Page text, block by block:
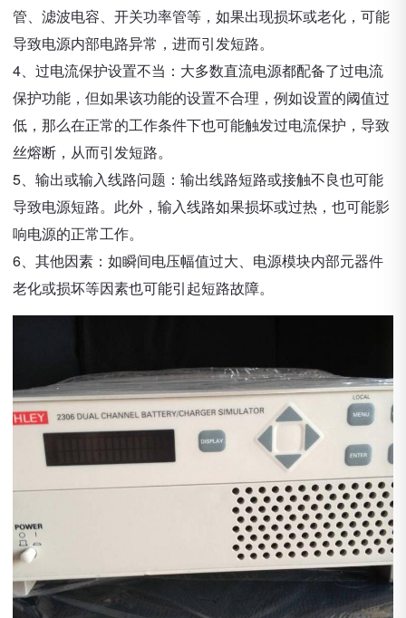
管、滤波电容、开关功率管等，如果出现损坏或老化，可能
导致电源内部电路异常，进而引发短路。
4、过电流保护设置不当：大多数直流电源都配备了过电流
保护功能，但如果该功能的设置不合理，例如设置的阈值过
低，那么在正常的工作条件下也可能触发过电流保护，导致
丝熔断，从而引发短路。
5、输出或输入线路问题：输出线路短路或接触不良也可能
导致电源短路。此外，输入线路如果损坏或过热，也可能影
响电源的正常工作。
6、其他因素：如瞬间电压幅值过大、电源模块内部元器件
老化或损坏等因素也可能引起短路故障。